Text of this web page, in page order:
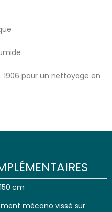
1906 pour un nettoyage en
cm
mécano vissé sur